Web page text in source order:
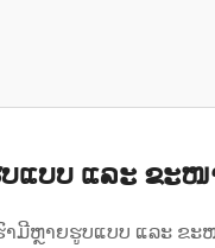
ແບບ ແລະ ຂະໜ
າມີຫຼາຍຮູບແບບ ແລະ ຂະ